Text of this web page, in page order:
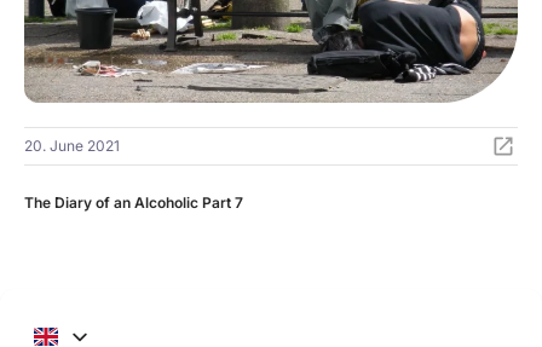
20. June 2021
The Diary of an Alcoholic Part 7